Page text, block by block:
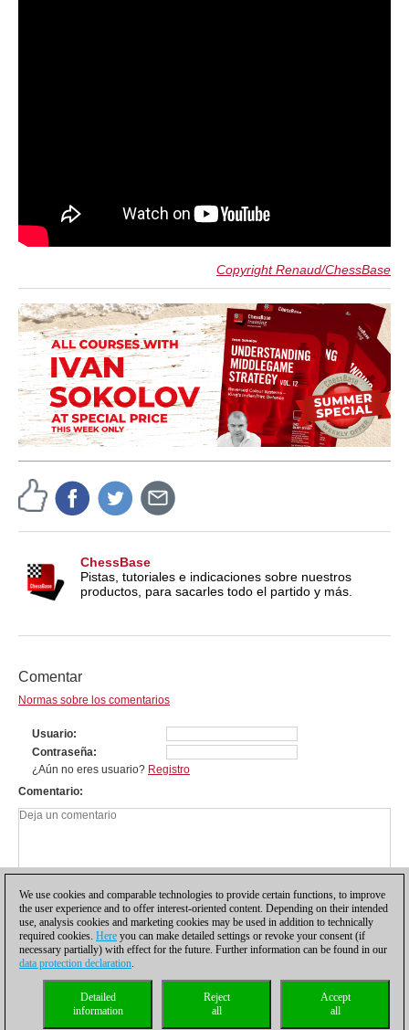
Copyright Renaud/ChessBase
ChessBase
Pistas, tutoriales e indicaciones sobre nuestros
productos, para sacarles todo el partido y más.
Comentar
Normas sobre los comentarios
Usuario
Contraseña
¿Aún no eres usuario? Registro
Comentario
Política de privacidad |Para contactar Cookies Management
Licencias
Compliance Hotline
We use cookies and comparable technologies to provide certain functions, to improve
the user experience and to offer interest-oriented content. Depending on their intended
use, analysis cookies and marketing cookies may be used in addition to technically
required cookies. Here you can make detailed settings or revoke your consent (if
necessary partially) with effect for the future. Further information can be found in our
data protection declaration.
Accept
all
Reject
all
Detailed
information